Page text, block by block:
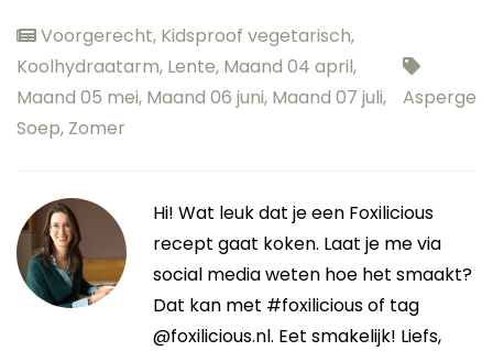
Voorgerecht, Kidsproof vegetarisch,
Koolhydraatarm, Lente, Maand 04 april,
Maand 05 mei, Maand 06 juni, Maand 07 juli,
Soep, Zomer
Asperge
Hi! Wat leuk dat je een Foxilicious
recept gaat koken. Laat je me via
social media weten hoe het smaakt?
Dat kan met #foxilicious of tag
@foxilicious.nl. Eet smakelijk! Liefs,